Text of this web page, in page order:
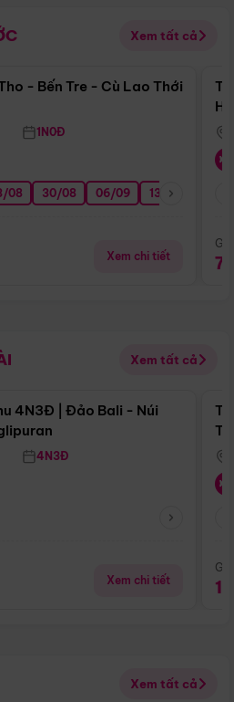
Xem tất cả
Điểm nổi bật
- Bến Tre - Cù Lao Thới
1N0Đ
08 30/08 06/09 13/09
Xem chi tiết
Xem tất cả
Điểm nổi bật
4N3Đ | Đảo Bali - Núi
4N3Đ
Xem chi tiết
Xem tất cả
Điểm nổi bật